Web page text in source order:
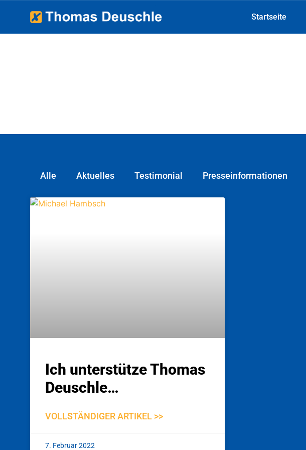
Startseite
Alle Aktuelles Testimonial Presseinformationen
Ich unterstütze Thomas
Deuschle…
VOLLSTÄNDIGER ARTIKEL >>
7. Februar 2022